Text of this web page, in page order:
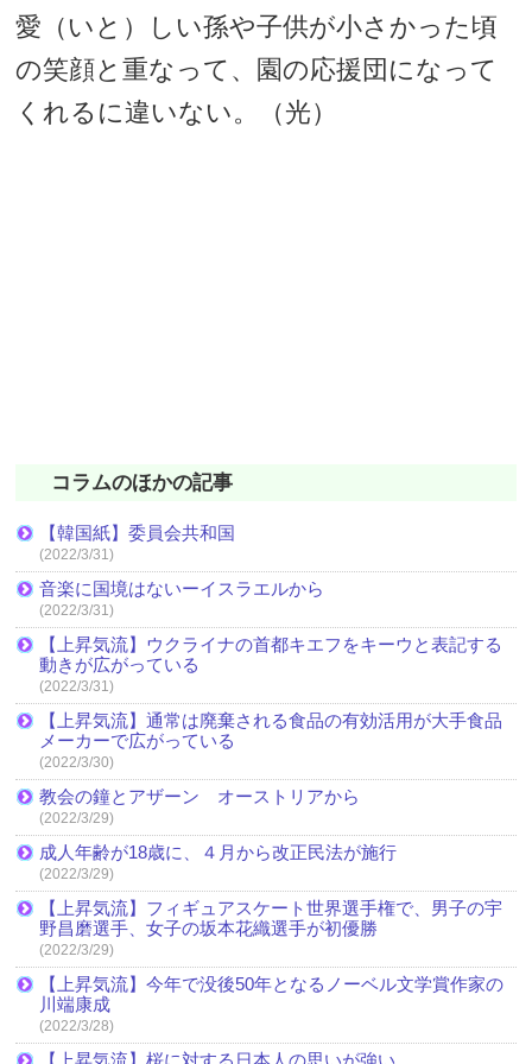
愛（いと）しい孫や子供が小さかった頃
の笑顔と重なって、園の応援団になって
くれるに違いない。（光）
コラムのほかの記事
【韓国紙】委員会共和国
(2022/3/31)
音楽に国境はないーイスラエルから
(2022/3/31)
【上昇気流】ウクライナの首都キエフをキーウと表記する
動きが広がっている
(2022/3/31)
【上昇気流】通常は廃棄される食品の有効活用が大手食品
メーカーで広がっている
(2022/3/30)
教会の鐘とアザーン オーストリアから
(2022/3/29)
成人年齢が18歳に、４月から改正民法が施行
(2022/3/29)
【上昇気流】フィギュアスケート世界選手権で、男子の宇
野昌磨選手、女子の坂本花織選手が初優勝
(2022/3/29)
【上昇気流】今年で没後50年となるノーベル文学賞作家の
川端康成
(2022/3/28)
【上昇気流】桜に対する日本人の思いが強い